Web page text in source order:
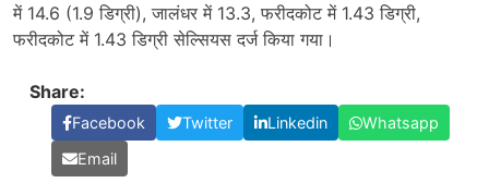
में 14.6 (1.9 डिग्री), जालंधर में 13.3, फरीदकोट में 1.43 डिग्री,
फरीदकोट में 1.43 डिग्री सेल्सियस दर्ज किया गया।
Share:
Facebook Twitter Linkedin
Whatsapp
Email